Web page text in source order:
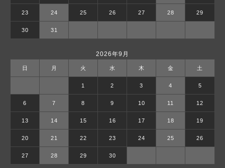
23 24 25 26 27 28 29
30 31
2026年9月
日 月 火 水 木 金 土
1 2 3 4 5
6 7 8 9 10 11 12
13 14 15 16 17 18 19
20 21 22 23 24 25 26
27 28 29 30